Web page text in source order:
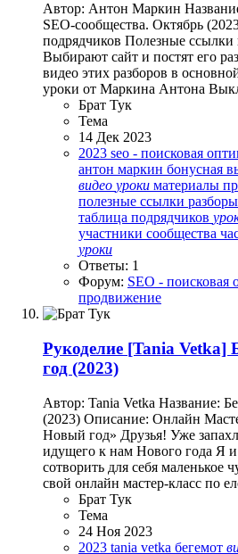
Автор: Антон Маркин
SEO-сообщества. Октябрь
подрядчиков Полезные ссылки
Выбирают сайт и постят его
видео этих разборов в
уроки от Маркина Антона
Брат Тук
Тема
14 Дек 2023
2023 seo - поисковая
антон маркин бонусная
видео уроки материалы
полезные ссылки
таблица подрядчиков
участники сообщества
уроки
Ответы: 1
Форум: SEO - поисковая
продвижение
Рукоделие [Tania Vetka]
год (2023)
Автор: Tania Vetka Название:
(2023) Описание: Онлайн
Новый год» Друзья! Уже
идущего к нам Нового года Я и
сотворить для себя маленькое
свой онлайн мастер-класс по
Брат Тук
Тема
24 Ноя 2023
2023 tania vetka бегемот